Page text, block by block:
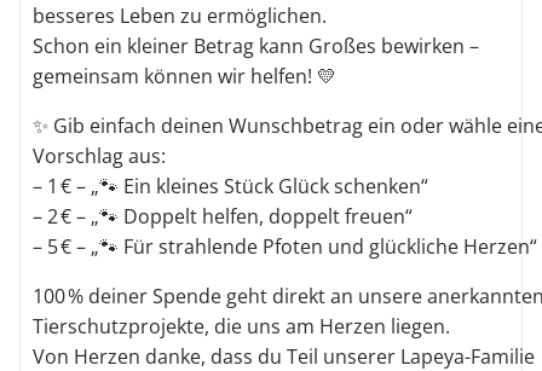
besseres Leben zu ermöglichen.
Schon ein kleiner Betrag kann Großes bewirken –
gemeinsam können wir helfen! 💛
✨ Gib einfach deinen Wunschbetrag ein oder wähle
Vorschlag aus:
– 1 € – „🐾 Ein kleines Stück Glück schenken“
– 2 € – „🐾 Doppelt helfen, doppelt freuen“
– 5 € – „🐾 Für strahlende Pfoten und glückliche Herzen“
100 % deiner Spende geht direkt an unsere
Tierschutzprojekte, die uns am Herzen liegen.
Von Herzen danke, dass du Teil unserer Lapeya-Familie